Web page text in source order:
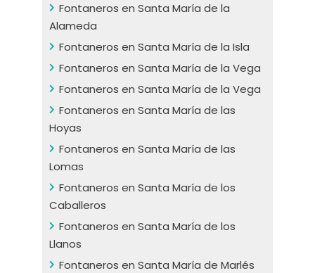
Fontaneros en Santa María de la
Alameda
Fontaneros en Santa María de la Isla
Fontaneros en Santa María de la Vega
Fontaneros en Santa María de la Vega
Fontaneros en Santa María de las
Hoyas
Fontaneros en Santa María de las
Lomas
Fontaneros en Santa María de los
Caballeros
Fontaneros en Santa María de los
Llanos
Fontaneros en Santa María de Marlés